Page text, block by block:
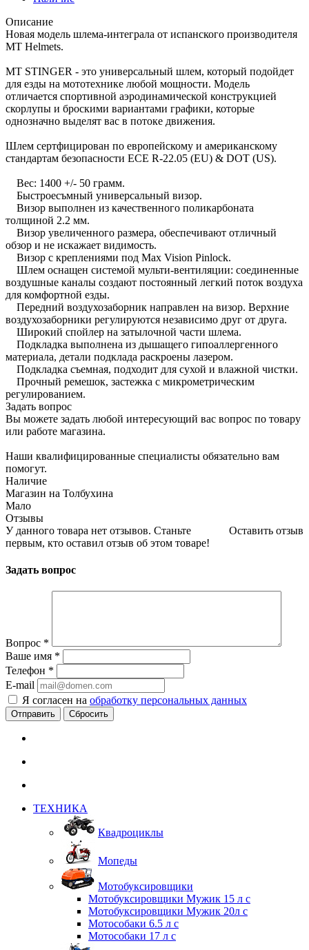
Описание
Новая модель шлема-интеграла от испанского производителя
MT Helmets.
MT STINGER - это универсальный шлем, который подойдет
для езды на мототехнике любой мощности. Модель
отличается спортивной аэродинамической конструкцией
скорлупы и броскими вариантами графики, которые
однозначно выделят вас в потоке движения.
Шлем сертфицирован по европейскому и американскому
стандартам безопасности ECE R-22.05 (EU) & DOT (US).
Вес: 1400 +/- 50 грамм.
Быстроесъмный универсальный визор.
Визор выполнен из качественного поликарбоната
толщиной 2.2 мм.
Визор увеличенного размера, обеспечивают отличный
обзор и не искажает видимость.
Визор с креплениями под Max Vision Pinlock.
Шлем оснащен системой мульти-вентиляции: соединенные
воздушные каналы создают постоянный легкий поток воздуха
для комфортной езды.
Передний воздухозаборник направлен на визор. Верхние
воздухозаборники регулируются независимо друг от друга.
Широкий спойлер на затылочной части шлема.
Подкладка выполнена из дышащего гипоаллергенного
материала, детали подклада раскроены лазером.
Подкладка съемная, подходит для сухой и влажной чистки.
Прочный ремешок, застежка с микрометрическим
регулированием.
Задать вопрос
Вы можете задать любой интересующий вас вопрос по товару
или работе магазина.
Наши квалифицированные специалисты обязательно вам
помогут.
Наличие
Магазин на Толбухина
Мало
Отзывы
Оставить отзыв
У данного товара нет отзывов. Станьте
первым, кто оставил отзыв об этом товаре!
Задать вопрос
Вопрос *
Ваше имя *
Телефон *
E-mail
Я согласен на обработку персональных данных
Сбросить
ТЕХНИКА
Квадроциклы
Мопеды
Мотобуксировщики
Мотобуксировщики Мужик 15 л с
Мотобуксировщики Мужик 20л с
Мотособаки 6.5 л с
Мотособаки 17 л с